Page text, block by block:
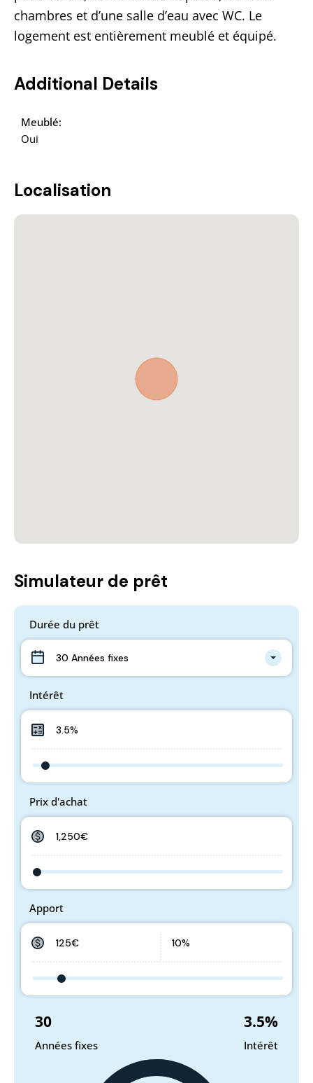
chambres et d’une salle d’eau avec WC. Le
logement est entièrement meublé et équipé.
Additional Details
Meublé:
Oui
Localisation
Simulateur de prêt
Durée du prêt
30 Années fixes
Intérêt
Prix d'achat
Apport
30
Années fixes
3.5%
Intérêt